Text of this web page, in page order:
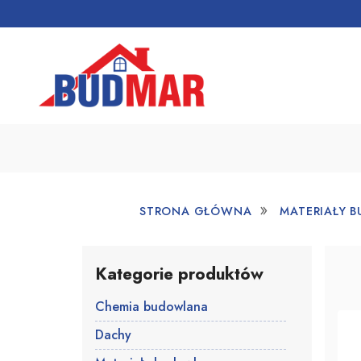
STRONA GŁÓWNA » MATERIAŁY
Kategorie produktów
Chemia budowlana
Dachy